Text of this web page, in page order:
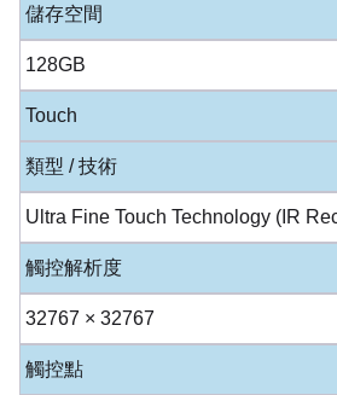
儲存空間
128GB
Touch
類型 / 技術
Ultra Fine Touch Technology (IR
觸控解析度
32767 × 32767
觸控點